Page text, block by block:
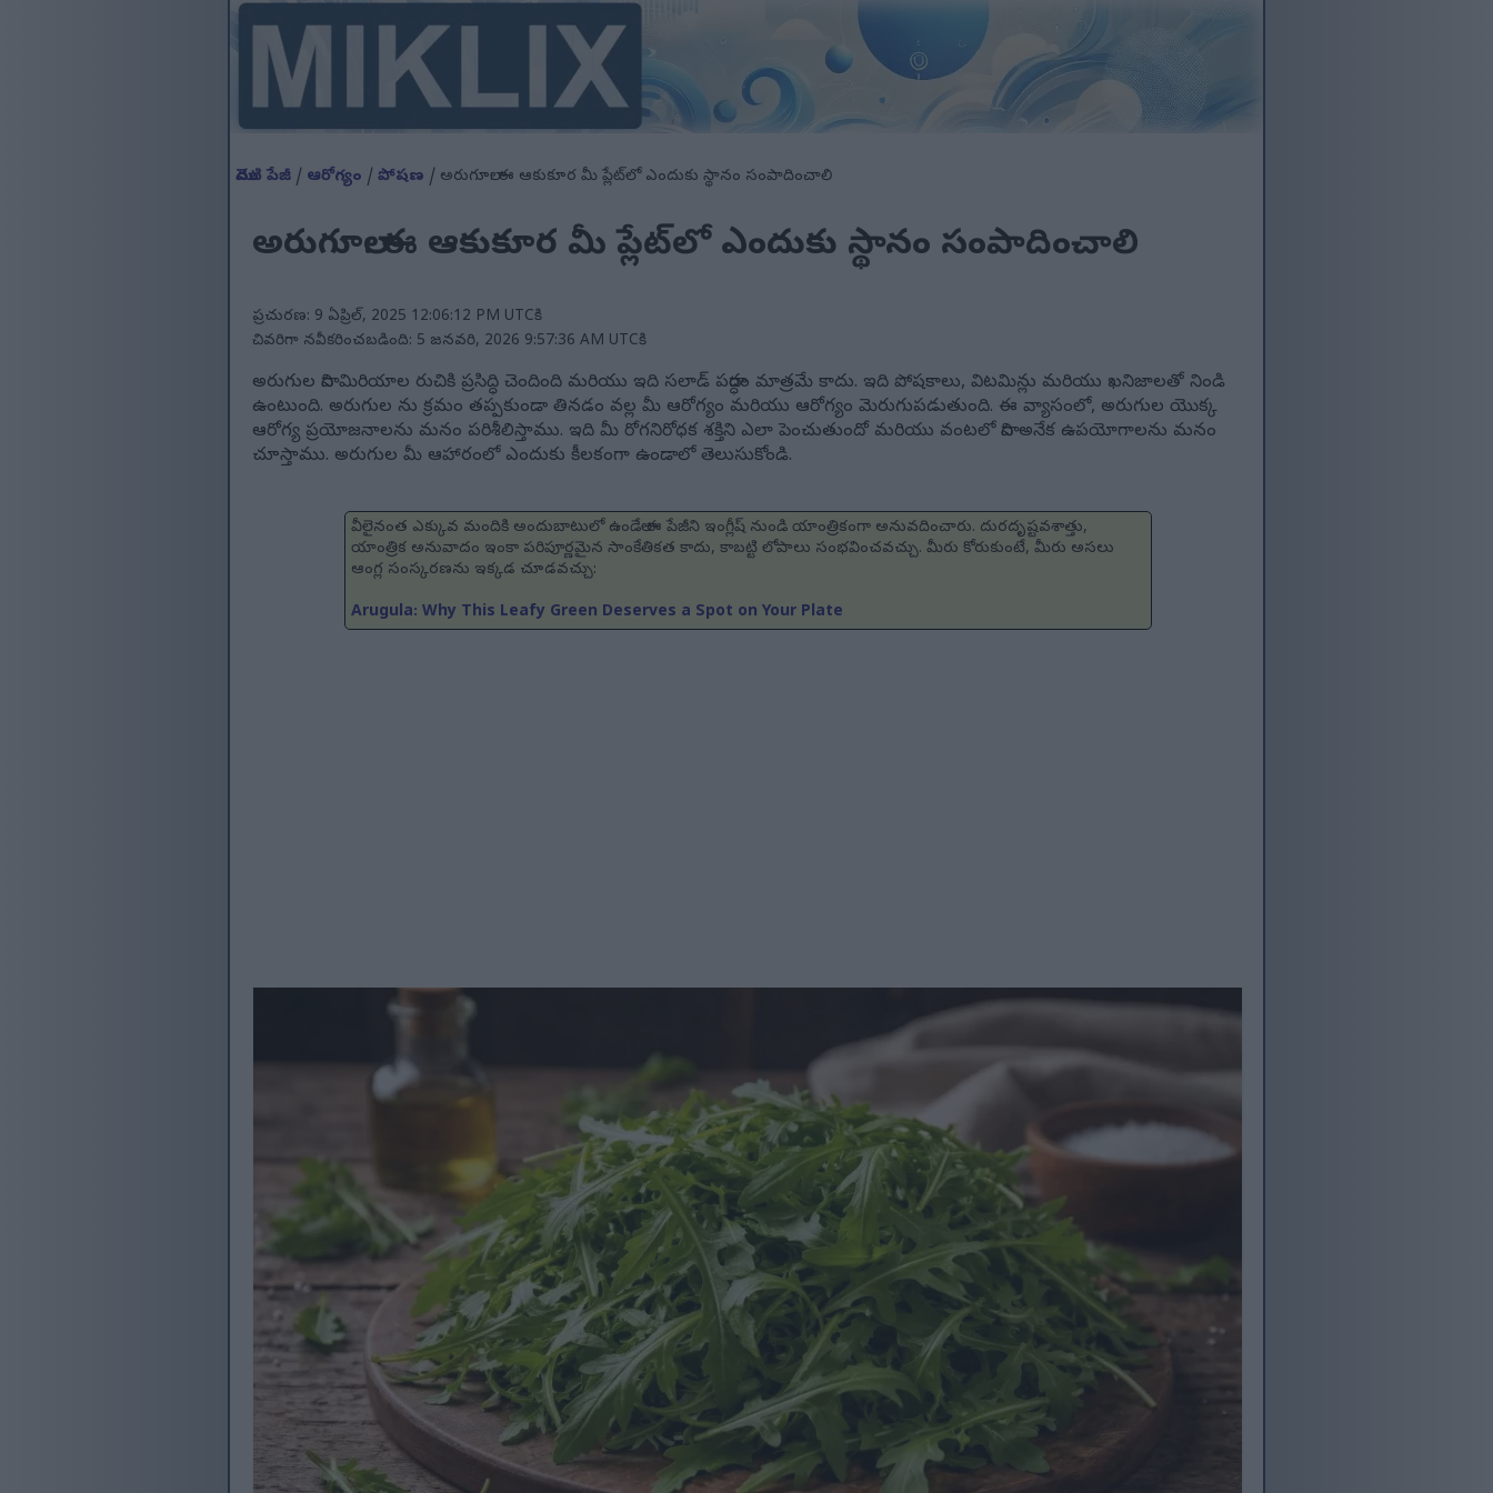
మొదటి పేజీ / ఆరోగ్యం / పోషణ / అరుగూలా: ఈ ఆకుకూర మీ ప్లేట్‌లో ఎందుకు స్థానం సంపాదించాలి
అరుగూలా: ఈ ఆకుకూర మీ ప్లేట్‌లో ఎందుకు స్థానం సంపాదించాలి
ప్రచురణ: 9 ఏప్రిల్, 2025 12:06:12 PM UTCకి
చివరిగా నవీకరించబడింది: 5 జనవరి, 2026 9:57:36 AM UTCకి
అరుగుల దాని మిరియాల రుచికి ప్రసిద్ధి చెందింది మరియు ఇది సలాడ్ పదార్ధం మాత్రమే కాదు. ఇది పోషకాలు, విటమిన్లు మరియు ఖనిజాలతో నిండి
ఉంటుంది. అరుగుల ను క్రమం తప్పకుండా తినడం వల్ల మీ ఆరోగ్యం మరియు ఆరోగ్యం మెరుగుపడుతుంది. ఈ వ్యాసంలో, అరుగుల యొక్క
ఆరోగ్య ప్రయోజనాలను మనం పరిశీలిస్తాము. ఇది మీ రోగనిరోధక శక్తిని ఎలా పెంచుతుందో మరియు వంటలో దాని అనేక ఉపయోగాలను మనం
చూస్తాము. అరుగుల మీ ఆహారంలో ఎందుకు కీలకంగా ఉండాలో తెలుసుకోండి.
వీలైనంత ఎక్కువ మందికి అందుబాటులో ఉండేలా ఈ పేజీని ఇంగ్లీష్ నుండి యాంత్రికంగా అనువదించారు. దురదృష్టవశాత్తు,
యాంత్రిక అనువాదం ఇంకా పరిపూర్ణమైన సాంకేతికత కాదు, కాబట్టి లోపాలు సంభవించవచ్చు. మీరు కోరుకుంటే, మీరు అసలు
ఆంగ్ల సంస్కరణను ఇక్కడ చూడవచ్చు:
Arugula: Why This Leafy Green Deserves a Spot on Your Plate